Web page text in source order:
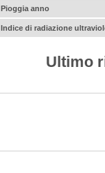
Pioggia anno
Indice di radiazione
Ultimo